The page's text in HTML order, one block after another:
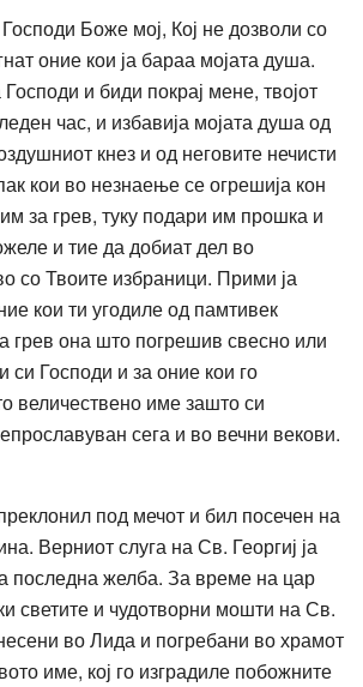
Боже мој, Кој не дозволи со
оние кои ја бараа мојата душа.
и биди покрај мене, твојот
час, и избавија мојата душа од
кнез и од неговите нечисти
кои во незнаење се огрешија кон
за грев, туку подари им прошка и
и тие да добиат дел во
со Твоите избраници. Прими ја
кои ти угодиле од памтивек
грев она што погрешив свесно или
Господи и за оние кои го
величествено име зашто си
сега и во вечни векови.
под мечот и бил посечен на
Верниот слуга на Св. Георгиј ја
последна желба. За време на цар
светите и чудотворни мошти на Св.
во Лида и погребани во храмот
име, кој го изградиле побожните